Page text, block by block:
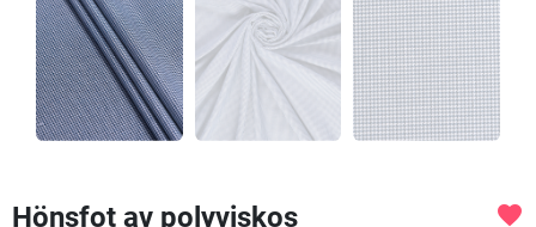
Hönsfot av polyviskos favorite